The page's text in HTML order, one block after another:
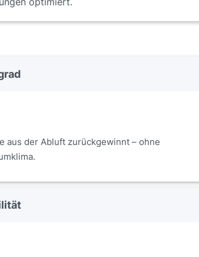
aus der Abluft zurückgewinnt – ohne